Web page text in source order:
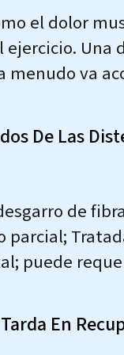
el dolor
menudo va
De Las
de
parcial;
puede
En